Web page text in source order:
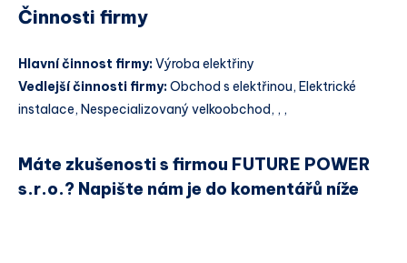
Činnosti firmy
Hlavní činnost firmy:Výroba elektřiny
Vedlejší činnosti firmy:Obchod s elektřinou, Elektrické
instalace, Nespecializovaný velkoobchod, , ,
Máte zkušenosti s firmou FUTURE POWER
s.r.o.? Napište nám je do komentářů níže